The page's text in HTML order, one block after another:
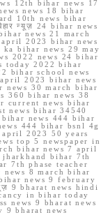
12th bihar news 17
news 18 bihar
10th news bihar
न्यूज़ 24 bihar news
bihar news 21 march
2023 bihar news
bihar news 29 may
2022 news 24 bihar
today 2022 bihar
bihar school news
2023 bihar news
news 30 march bihar
360 bihar news 38
current news bihar
news bihar 34540
news 444 bihar
444 bihar bsnl 4g
2023 50 years
top 5 newspaper in
bihar news 7 april
jharkhand bihar 7th
7th phase teacher
8 march bihar
news 9 february
9 bharat news hindi
in bihar today
news 9 bharat news
9 bharat news